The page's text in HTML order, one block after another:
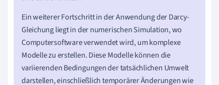
Ein weiterer Fortschritt in der Anwendung der Darcy-
Gleichung liegt in der numerischen Simulation, wo
Computersoftware verwendet wird, um komplexe
Modelle zu erstellen. Diese Modelle können die
variierenden Bedingungen der tatsächlichen Umwelt
darstellen, einschließlich temporärer Änderungen wie